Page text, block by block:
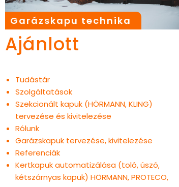
Garázskapu technika
Ajánlott
Tudástár
Szolgáltatások
Szekcionált kapuk (HÖRMANN, KLING)
tervezése és kivitelezése
Rólunk
Garázskapuk tervezése, kivitelezése
Referenciák
Kertkapuk automatizálása (toló, úszó,
kétszárnyas kapuk) HÖRMANN, PROTECO,